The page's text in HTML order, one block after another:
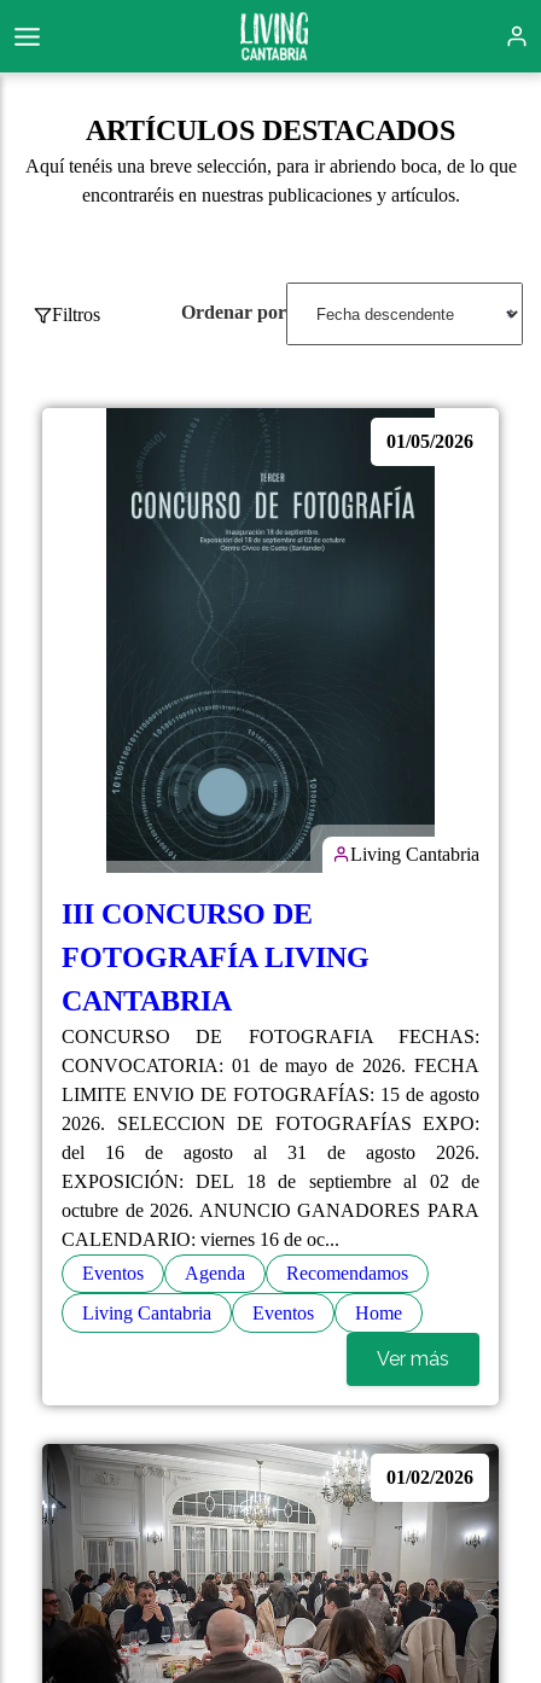
ARTÍCULOS DESTACADOS
Aquí tenéis una breve selección, para ir abriendo boca, de lo que
encontraréis en nuestras publicaciones y artículos.
Ordenar por
Filtros
01/05/2026
Living Cantabria
III CONCURSO DE
FOTOGRAFÍA LIVING
CANTABRIA
CONCURSO DE FOTOGRAFIA FECHAS:
CONVOCATORIA: 01 de mayo de 2026. FECHA
LIMITE ENVIO DE FOTOGRAFÍAS: 15 de agosto
2026. SELECCION DE FOTOGRAFÍAS EXPO:
del 16 de agosto al 31 de agosto 2026.
EXPOSICIÓN: DEL 18 de septiembre al 02 de
octubre de 2026. ANUNCIO GANADORES PARA
CALENDARIO: viernes 16 de oc...
Eventos
Agenda
Recomendamos
Living Cantabria
Eventos Home
Ver más
01/02/2026